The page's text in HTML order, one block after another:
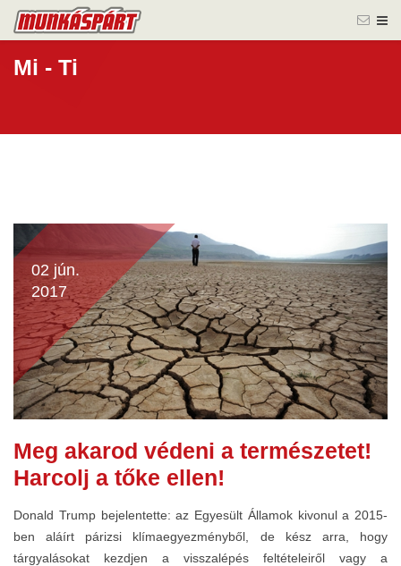
Mi - Ti
02 jún.
2017
Meg akarod védeni a természetet!
Harcolj a tőke ellen!
Donald Trump bejelentette: az Egyesült Államok kivonul a 2015-
ben aláírt párizsi klímaegyezményből, de kész arra, hogy
tárgyalásokat kezdjen a visszalépés feltételeiről vagy a